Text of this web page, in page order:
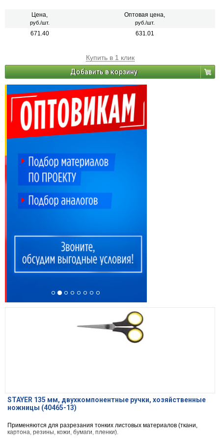
Цена,
руб./шт.
Оптовая цена,
руб./шт.
671.40 631.01
Купить в 1 клик
Добавить в корзину
STAYER 135 мм, двухкомпонентные ручки, хозяйственные
ножницы (40465-13)
Применяются для разрезания тонких листовых материалов (ткани,
картона, резины, кожи, бумаги, пленки).